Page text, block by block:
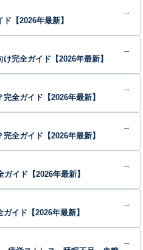
【2026年最新】
→
完全ガイド【2026年最新】
→
全ガイド【2026年最新】
→
全ガイド【2026年最新】
→
イド【2026年最新】
→
イド【2026年最新】
→
→